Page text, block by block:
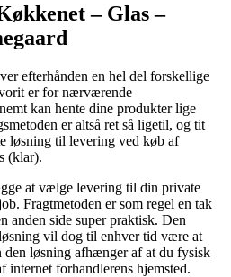
– Glas –
efterhånden en hel del forskellige
er for nærværende
kan hente dine produkter lige
er altså ret så ligetil, og tit
løsning til levering ved køb af
(klar).
at vælge levering til din private
Fragtmetoden er som regel en tak
anden side super praktisk. Den
vil dog til enhver tid være at
den løsning afhænger af at du fysisk
internet forhandlerens hjemsted.